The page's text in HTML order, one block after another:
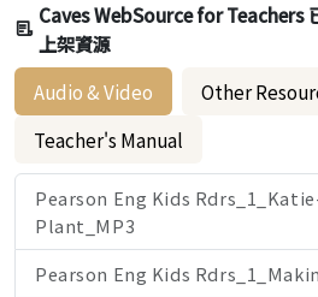
Caves WebSource for Teachers
上架資源
Audio & Video
Other
Teacher's Manual
Pearson Eng Kids
Plant_MP3
Pearson Eng Kids